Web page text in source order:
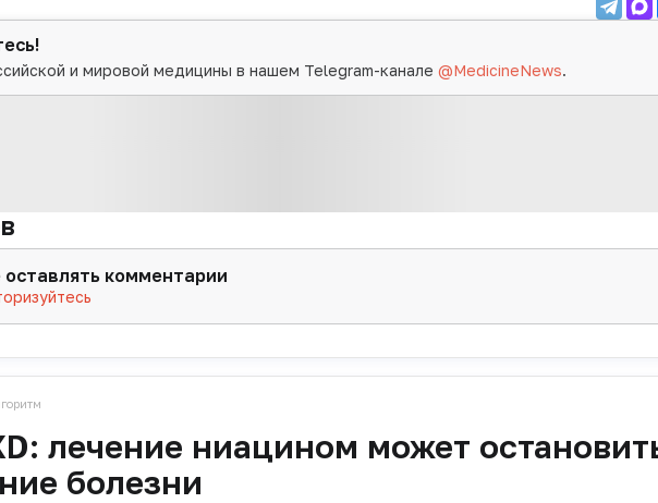
и мировой медицины в нашем Telegram-канале@MedicineNews.
комментарии
лечение ниацином может
болезни